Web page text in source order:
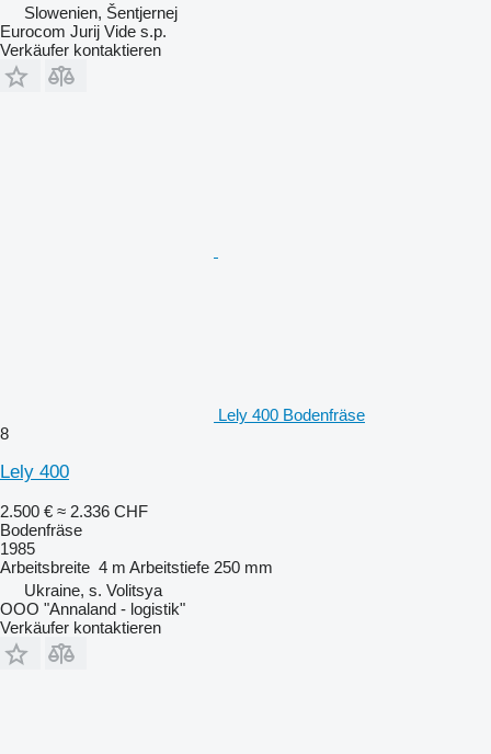
Slowenien, Šentjernej
Eurocom Jurij Vide s.p.
Verkäufer kontaktieren
Lely 400 Bodenfräse
8
Lely 400
2.500 € ≈ 2.336 CHF
Bodenfräse
1985
Arbeitsbreite 4 m Arbeitstiefe 250 mm
Ukraine, s. Volitsya
OOO "Annaland - logistik"
Verkäufer kontaktieren